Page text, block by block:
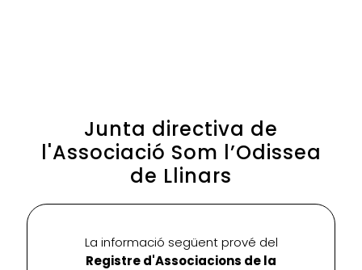
Junta directiva de
l'Associació Som l’Odissea
de Llinars
La informació següent prové del
Registre d'Associacions de la